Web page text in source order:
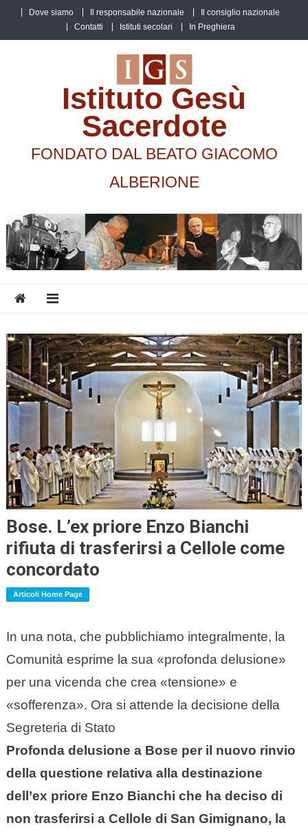
content
Dove siamo Il responsabile nazionale
Il consiglio nazionale
Contatti
Istituti secolari In Preghiera
Istituto Gesù
Sacerdote
FONDATO DAL BEATO GIACOMO
ALBERIONE
Bose. L’ex priore Enzo Bianchi
rifiuta di trasferirsi a Cellole come
concordato
Articoli Home Page
In una nota, che pubblichiamo integralmente, la
Comunità esprime la sua «profonda delusione»
per una vicenda che crea «tensione» e
«sofferenza». Ora si attende la decisione della
Segreteria di Stato
Profonda delusione a Bose per il nuovo rinvio
della questione relativa alla destinazione
dell’ex priore Enzo Bianchi che ha deciso di
non trasferirsi a Cellole di San Gimignano, la